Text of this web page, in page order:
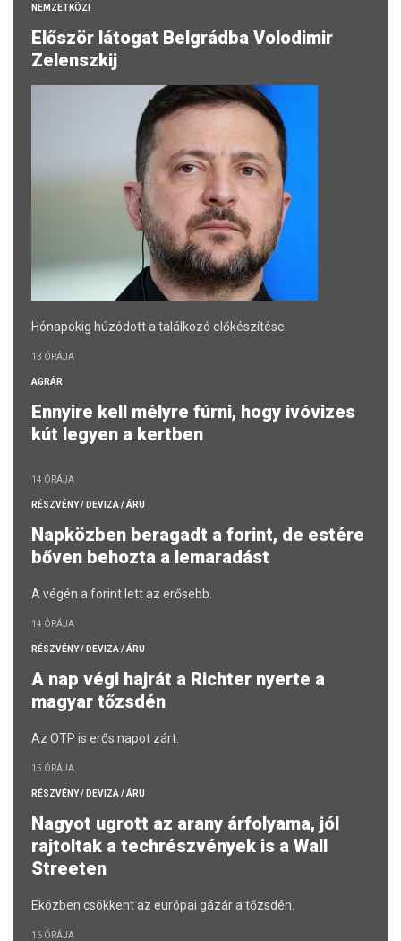
NEMZETKÖZI
Először látogat Belgrádba Volodimir
Zelenszkij
Hónapokig húzódott a találkozó előkészítése.
13 ÓRÁJA
AGRÁR
Ennyire kell mélyre fúrni, hogy ivóvizes
kút legyen a kertben
14 ÓRÁJA
RÉSZVÉNY / DEVIZA / ÁRU
Napközben beragadt a forint, de estére
bőven behozta a lemaradást
A végén a forint lett az erősebb.
14 ÓRÁJA
RÉSZVÉNY / DEVIZA / ÁRU
A nap végi hajrát a Richter nyerte a
magyar tőzsdén
Az OTP is erős napot zárt.
15 ÓRÁJA
RÉSZVÉNY / DEVIZA / ÁRU
Nagyot ugrott az arany árfolyama, jól
rajtoltak a techrészvények is a Wall
Streeten
Eközben csökkent az európai gázár a tőzsdén.
16 ÓRÁJA